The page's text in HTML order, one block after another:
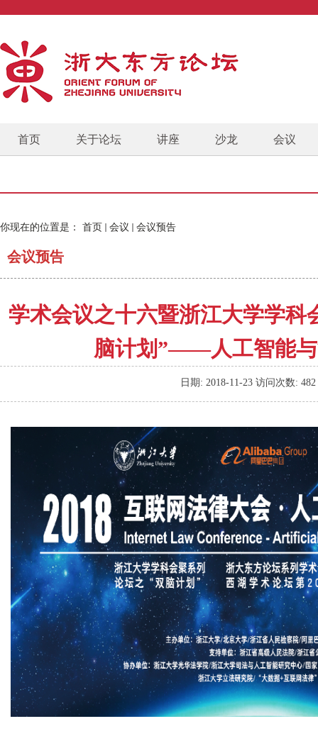
首页 关于论坛 讲座 沙龙 会议
你现在的位置是： 首页 会议 会议预告
会议预告
学术会议之十六暨浙江大学学科
脑计划”——人工智能
日期: 2018-11-23 访问次数: 482